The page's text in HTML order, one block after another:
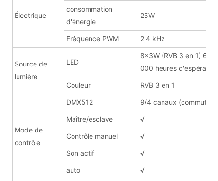
Électrique
consommation
d'énergie
25W
Fréquence PWM 2,4 kHz
Source de
lumière
LED
8x3W (RVB 3 en 1)
000 heures
Couleur RVB 3 en 1
Mode de
contrôle
DMX512 9/4 canaux
Maître/esclave √
Contrôle manuel √
Son actif √
auto √